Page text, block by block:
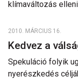
klímaváltozás
2010. MÁRCIUS 16.
Kedvez a
Spekuláció folyik
nyerészkedés